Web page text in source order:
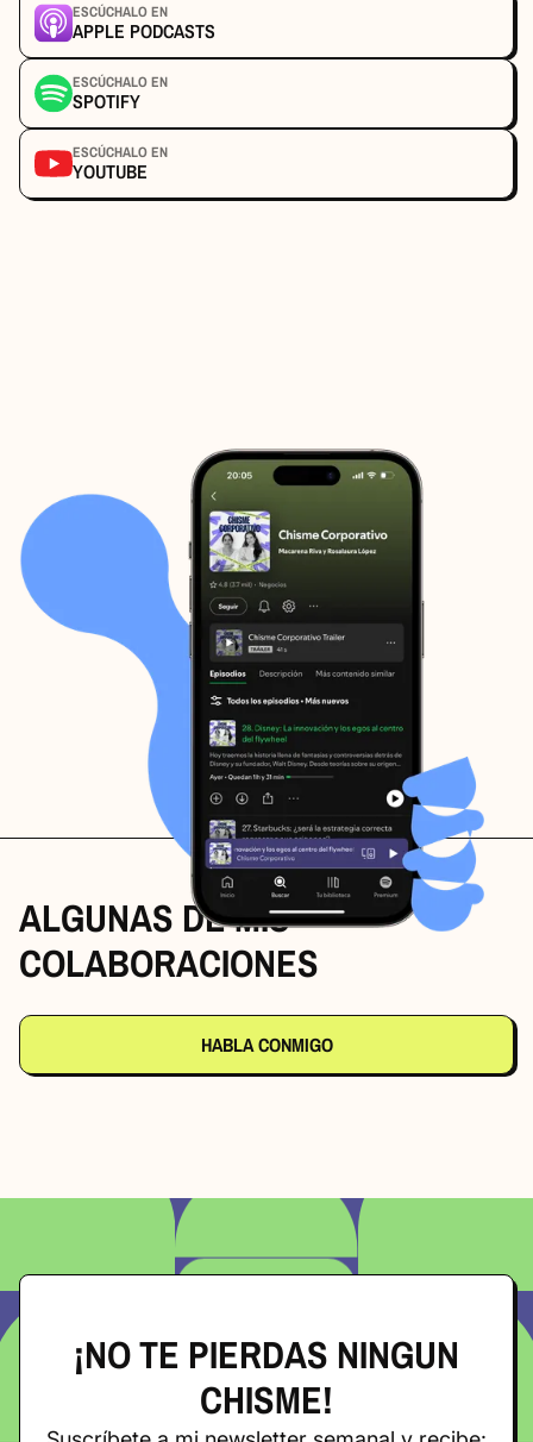
ESCÚCHALO EN
APPLE PODCASTS
ESCÚCHALO EN
SPOTIFY
ESCÚCHALO EN
YOUTUBE
ALGUNAS DE MIS
COLABORACIONES
HABLA CONMIGO
¡NO TE PIERDAS NINGUN
CHISME!